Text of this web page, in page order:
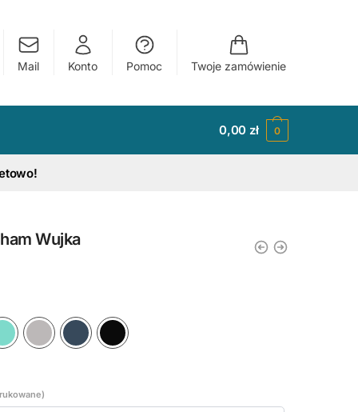
Mail Konto Pomoc Twoje zamówienie
0,00zł 0
Wujka
Ciemny Różowy
Błękitny MiętowySzary